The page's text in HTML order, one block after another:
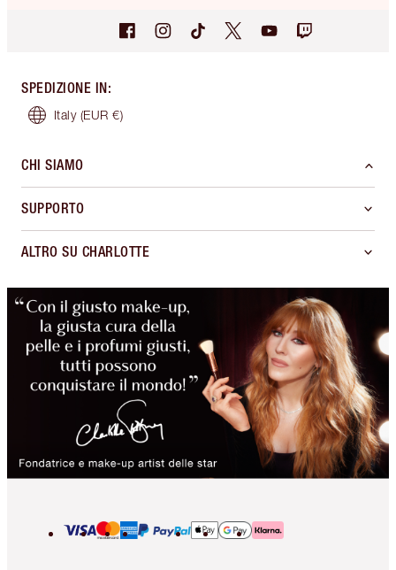
SPEDIZIONE IN:
Italy (EUR €)
CHI SIAMO
SUPPORTO
ALTRO SU CHARLOTTE